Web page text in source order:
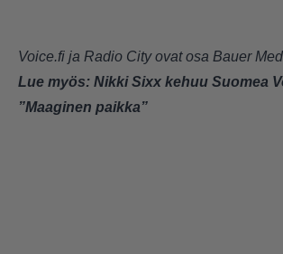
Voice.fi ja Radio City ovat osa Bauer
Lue myös: Nikki Sixx kehuu Suomea
”Maaginen paikka”